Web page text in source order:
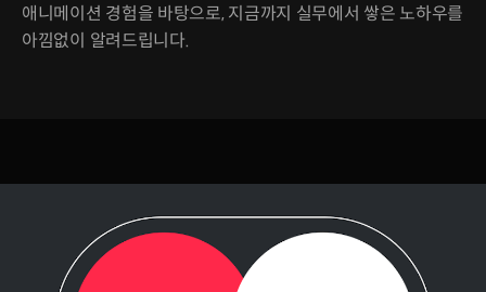
애니메이션 경험을 바탕으로, 지금까지 실무에서 쌓은 노하우를
아낌없이 알려드립니다.